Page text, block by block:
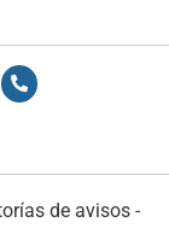
de avisos -